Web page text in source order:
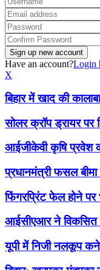
Have an account?Login
X
बिहार में खाद की
सोलर क्रॉप ड्रायर पर
आईजीकेवी कृषि
प्रधानमंत्री फसल
फिंगरप्रिंट फेल होने
आईसीएआर ने
यूपी में निजी नलकूप